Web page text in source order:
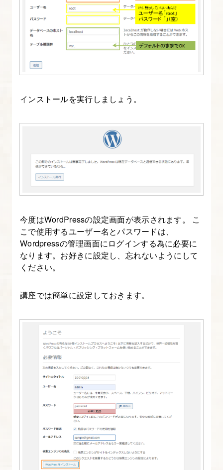
インストールを実行しましょう。
今度はWordPressの設定画面が表示されます。 こ
こで使用するユーザー名とパスワードは、
Wordpressの管理画面にログインする為に必要に
なります。お好きに設定し、忘れないようにして
ください。
講座では簡単に設定しておきます。